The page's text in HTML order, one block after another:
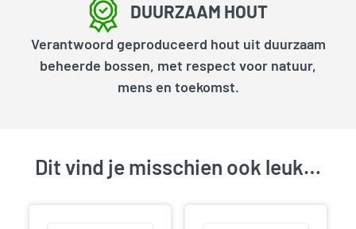
DUURZAAM HOUT
Verantwoord geproduceerd hout uit duurzaam
beheerde bossen, met respect voor natuur,
mens en toekomst.
Dit vind je misschien ook leuk…